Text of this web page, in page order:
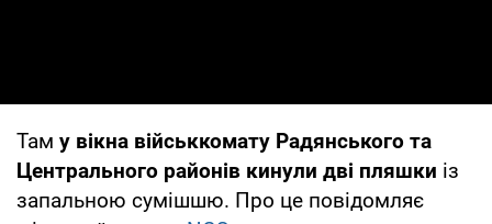
Там у вікна військкомату Радянського та
Центрального районів кинули дві пляшки із
запальною сумішшю. Про це повідомляє